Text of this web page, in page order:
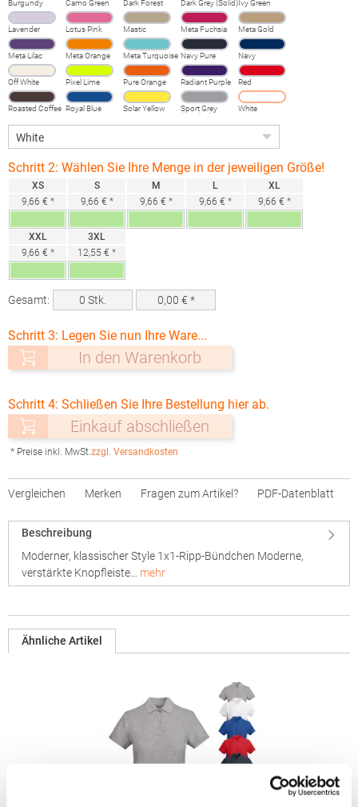
Burgundy Camo Green Dark Forest Dark Grey (Solid)Ivy Green
Lavender Lotus Pink Mastic Meta Fuchsia Meta Gold
Meta Lilac Meta Orange Meta Turquoise Navy Pure Navy
Off White Pixel Lime Pure Orange Radiant Purple Red
Roasted Coffee Royal Blue Solar Yellow
Sport Grey
(Heather)
White
Schritt 2: Wählen Sie Ihre Menge in der jeweiligen Größe!
XS
9,66 € *
S
9,66 € *
M
9,66 € *
L
9,66 € *
XL
9,66 € *
XXL
9,66 € *
3XL
12,55 € *
Gesamt: 0 Stk. 0,00 € *
Schritt 3: Legen Sie nun Ihre Ware...
In den Warenkorb
Schritt 4: Schließen Sie Ihre Bestellung hier ab.
Einkauf abschließen
* Preise inkl. MwSt.zzgl. Versandkosten
Vergleichen Merken Fragen zum Artikel? PDF-Datenblatt
Beschreibung
Moderner, klassischer Style 1x1-Ripp-Bündchen Moderne,
verstärkte Knopfleiste… mehr
Ähnliche Artikel